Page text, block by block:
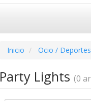
Inicio Ocio /
Party Lights (0